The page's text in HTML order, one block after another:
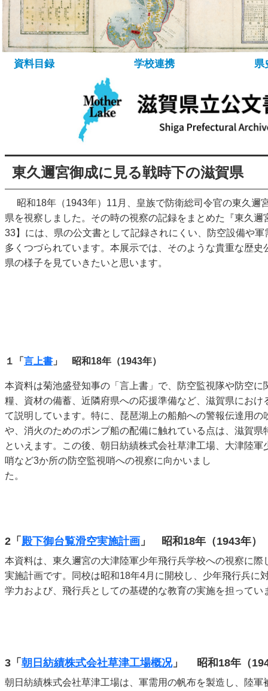
所蔵資料について 資料の探し方 デ
資料目録 学校連携 県
東久邇宮御成に見る戦時下の滋賀県
昭和18年（1943年）11月、皇族で防衛総司令官の東久邇
県を視察しました。その時の視察の記録をまとめた『東久邇
33】には、県の公文書として記録されにくい、防空設備や
多くつづられています。本展示では、そのような貴重な歴史
県の様子を見ていきたいと思います。
１「 言上書 」 昭和18年（1943年）
本資料は菊池盛登知事の「言上書」で、防空監視隊や防空に
糧、資材の備蓄、近隣府県への応援準備など、滋賀県におけ
て説明しています。特に、琵琶湖上の船舶への警報伝達用の
や、消火のためのポンプ船の配備に触れている点は、滋賀県
といえます。この後、朝日紡績株式会社草津工場、大津陸軍
哨など3か所の防空監視哨への視察に向かいまし
た。 【編次
2 「 殿下御台覧滑空実施計画 」 昭和18年（1943年）
本資料は、東久邇宮の大津陸軍少年飛行兵学校への視察に際
実施計画です。同校は昭和18年4月に開校し、少年飛行兵に
学力および、飛行兵としての基礎的な教育の実施を担ってい
3 「 朝日紡績株式会社草津工場概况」 昭和18年（
朝日紡績株式会社草津工場は、軍需用の帆布を製造し、陸軍